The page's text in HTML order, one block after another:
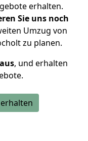
erhalten.
Sie uns noch
Umzug von
zu planen.
, und erhalten